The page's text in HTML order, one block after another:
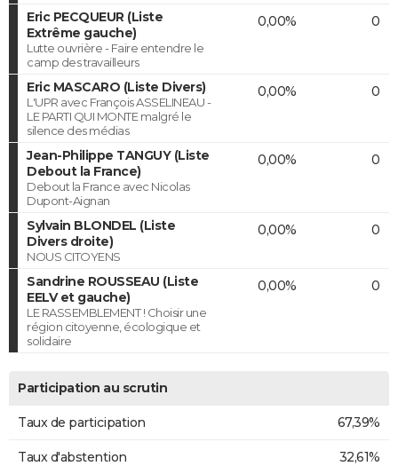
Eric PECQUEUR (Liste
Extrême gauche)
Lutte ouvrière - Faire entendre le
camp des travailleurs
0,00% 0
Eric MASCARO (Liste Divers)
L'UPR avec François ASSELINEAU -
LE PARTI QUI MONTE malgré le
silence des médias
0,00% 0
Jean-Philippe TANGUY (Liste
Debout la France)
Debout la France avec Nicolas
Dupont-Aignan
0,00% 0
Sylvain BLONDEL (Liste
Divers droite)
NOUS CITOYENS
0,00% 0
Sandrine ROUSSEAU (Liste
EELV et gauche)
LE RASSEMBLEMENT ! Choisir une
région citoyenne, écologique et
solidaire
0,00% 0
Participation au scrutin
Taux de participation 67,39%
Taux d'abstention 32,61%